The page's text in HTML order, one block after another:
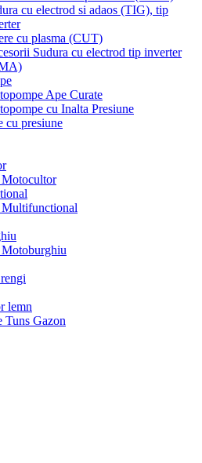
cu electrod si adaos (TIG), tip
cu plasma (CUT)
Sudura cu electrod tip inverter
Ape Curate
cu Inalta Presiune
cu presiune
lemn
Tuns Gazon